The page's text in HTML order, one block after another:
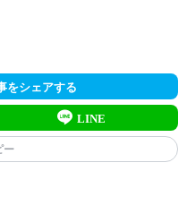
をシェアする
LINE
ー